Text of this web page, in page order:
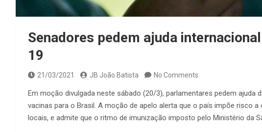
Senadores pedem ajuda
19
21/03/2021 JB João Batista No Comments
Em moção divulgada neste sábado (20/3), parlamentares pedem ajuda
vacinas para o Brasil. A moção de apelo alerta que o país impõe risco
locais, e admite que o ritmo de imunização imposto pelo Ministério da